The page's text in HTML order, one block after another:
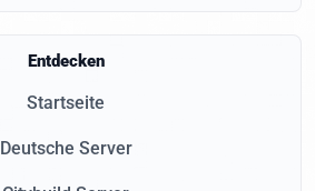
Entdecken
Startseite
Deutsche Server